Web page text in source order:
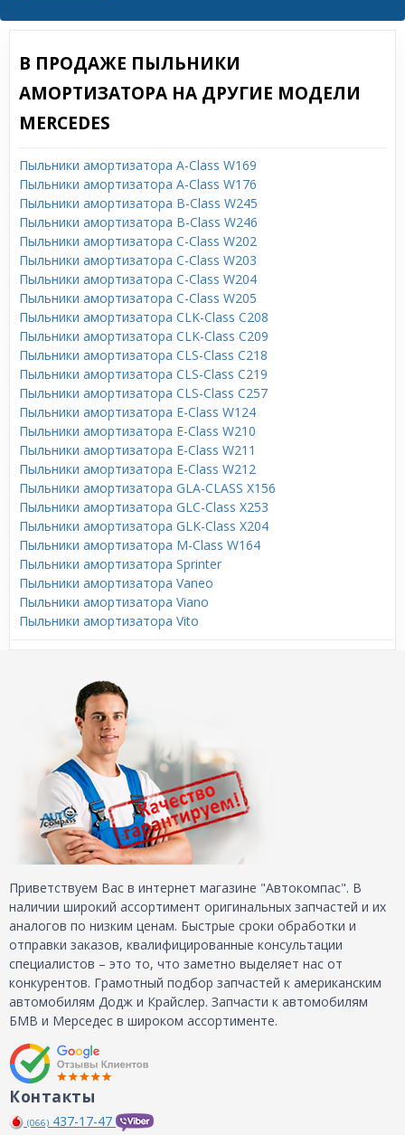
В ПРОДАЖЕ ПЫЛЬНИКИ
АМОРТИЗАТОРА НА ДРУГИЕ МОДЕЛИ
MERCEDES
Пыльники амортизатора A-Class W169
Пыльники амортизатора A-Class W176
Пыльники амортизатора B-Class W245
Пыльники амортизатора B-Class W246
Пыльники амортизатора C-Class W202
Пыльники амортизатора C-Class W203
Пыльники амортизатора C-Class W204
Пыльники амортизатора C-Class W205
Пыльники амортизатора CLK-Class C208
Пыльники амортизатора CLK-Class C209
Пыльники амортизатора CLS-Class C218
Пыльники амортизатора CLS-Class C219
Пыльники амортизатора CLS-Class C257
Пыльники амортизатора E-Class W124
Пыльники амортизатора E-Class W210
Пыльники амортизатора E-Class W211
Пыльники амортизатора E-Class W212
Пыльники амортизатора GLA-CLASS X156
Пыльники амортизатора GLC-Class X253
Пыльники амортизатора GLK-Class X204
Пыльники амортизатора M-Class W164
Пыльники амортизатора Sprinter
Пыльники амортизатора Vaneo
Пыльники амортизатора Viano
Пыльники амортизатора Vito
Приветствуем Вас в интернет магазине "Автокомпас". В
наличии широкий ассортимент оригинальных запчастей и их
аналогов по низким ценам. Быстрые сроки обработки и
отправки заказов, квалифицированные консультации
специалистов – это то, что заметно выделяет нас от
конкурентов. Грамотный подбор запчастей к американским
автомобилям Додж и Крайслер. Запчасти к автомобилям
БМВ и Мерседес в широком ассортименте.
Контакты
(066) 437-17-47